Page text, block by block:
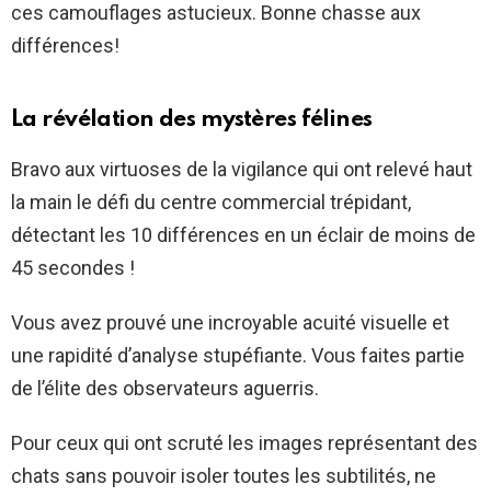
ces camouflages astucieux. Bonne chasse aux
différences!
La révélation des mystères félines
Bravo aux virtuoses de la vigilance qui ont relevé haut
la main le défi du centre commercial trépidant,
détectant les 10 différences en un éclair de moins de
45 secondes !
Vous avez prouvé une incroyable acuité visuelle et
une rapidité d’analyse stupéfiante. Vous faites partie
de l’élite des observateurs aguerris.
Pour ceux qui ont scruté les images représentant des
chats sans pouvoir isoler toutes les subtilités, ne